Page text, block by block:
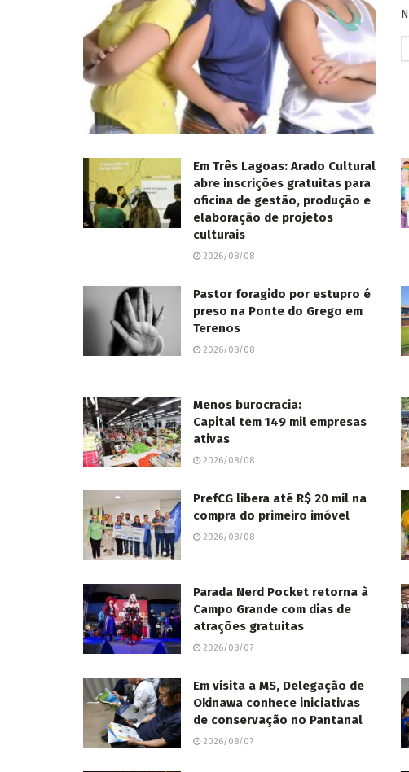
Em Três Lagoas: Arado Cultural
abre inscrições gratuitas para
oficina de gestão, produção e
elaboração de projetos
culturais
2026/08/08
Pastor foragido por estupro é
preso na Ponte do Grego em
Terenos
2026/08/08
Menos burocracia:
Capital tem 149 mil empresas
ativas
2026/08/08
PrefCG libera até R$ 20 mil na
compra do primeiro imóvel
2026/08/08
Parada Nerd Pocket retorna à
Campo Grande com dias de
atrações gratuitas
2026/08/07
Em visita a MS, Delegação de
Okinawa conhece iniciativas
de conservação no Pantanal
2026/08/07